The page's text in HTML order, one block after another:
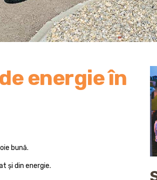
energie în
bună.
și din energie.